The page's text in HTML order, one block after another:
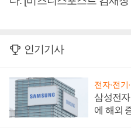
인기기사
전자·전기
삼성전
에 해외